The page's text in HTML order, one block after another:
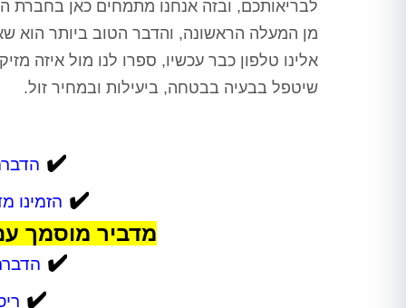
לבריאותכם, ובזה אנחנו מתמחים כאן בחברת
מן המעלה הראשונה, והדבר הטוב ביותר הוא
שיטפל בבעיה בבטחה, ביעילות ובמחיר זול.
✔️ הדברה
✔️ הזמינו
מדביר מוסמך
✔️
✔️